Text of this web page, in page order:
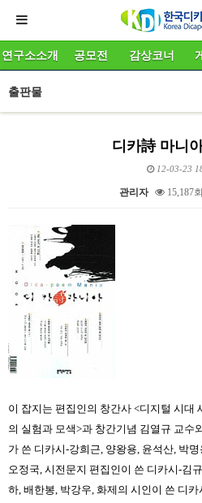
연구소소개 공모전 감상코너
출판물
디카詩 마니
12-03-23
관리자 15,187회
이 잡지는 편집인의 창간사 <디지털 시대
의 실험과 모색>과 창간기념 김열규 교수
가 쓴 디카시-강희근, 양왕용, 윤석산, 박
오정국, 시전문지 편집인이 쓴 디카시-김
하, 배한봉, 박강우, 화제의 시인이 쓴 디